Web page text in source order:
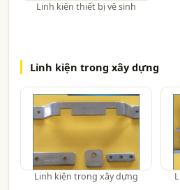
Linh kiện thiết bị vệ sinh
Linh kiện trong xây dựng
Linh kiện trong xây dựng